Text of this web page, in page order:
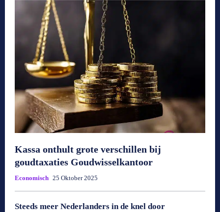
Kassa onthult grote verschillen bij
goudtaxaties Goudwisselkantoor
Economisch 25 Oktober 2025
Steeds meer Nederlanders in de knel door